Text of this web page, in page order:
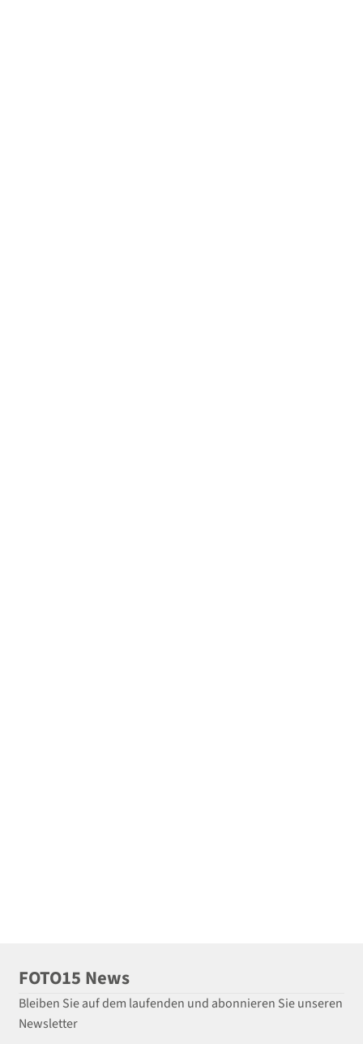
FOTO15 News
Bleiben Sie auf dem laufenden und abonnieren Sie unseren
Newsletter